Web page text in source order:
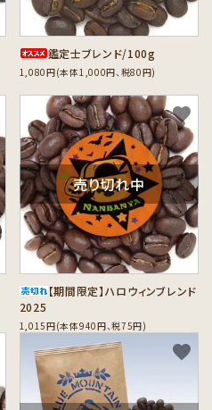
鑑定士ブレンド/100g
1,080円(本体1,000円、税80円)
売り切れ中
【期間限定】ハロウィンブレンド
2025
1,015円(本体940円、税75円)
favorite
favorite